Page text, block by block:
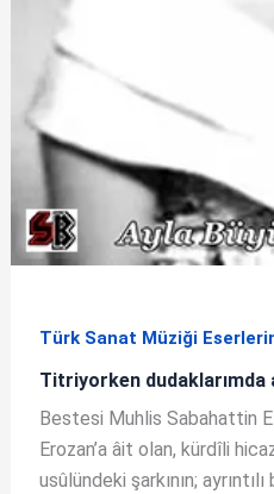
Türk Sanat Müziği
Titriyorken dudaklarımda
Bestesi Muhlis Sabahattin
Erozan’a âit olan, kürdîli
usûlündeki şarkının;